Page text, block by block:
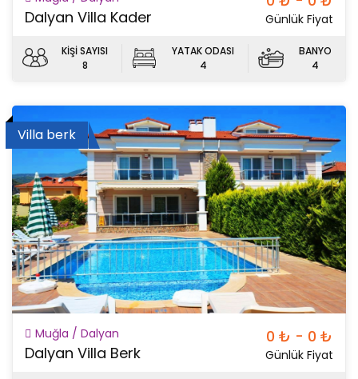
Dalyan Villa Kader Günlük Fiyat
KİŞİ SAYISI
8
YATAK ODASI
4
BANYO
4
Villa berk
Muğla / Dalyan
Dalyan Villa Berk
0 ₺ - 0 ₺
Günlük Fiyat